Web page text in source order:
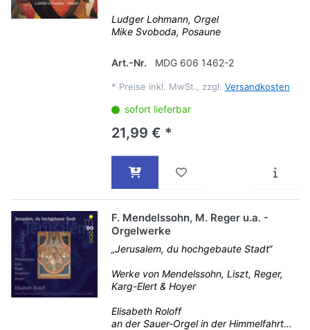
Ludger Lohmann, Orgel
Mike Svoboda, Posaune
Art.-Nr. MDG 606 1462-2
* Preise inkl. MwSt., zzgl. Versandkosten
sofort lieferbar
21,99 € *
F. Mendelssohn, M. Reger u.a. -
Orgelwerke
„Jerusalem, du hochgebaute Stadt“
Werke von Mendelssohn, Liszt, Reger,
Karg-Elert & Hoyer
Elisabeth Roloff
an der Sauer-Orgel in der Himmelfahrt...